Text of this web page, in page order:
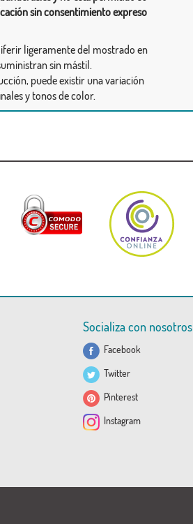
sin consentimiento expreso
ligeramente del mostrado en
sin mástil.
puede existir una variación
y tonos de color.
Socializa con nosotros
Facebook
Twitter
Pinterest
Instagram